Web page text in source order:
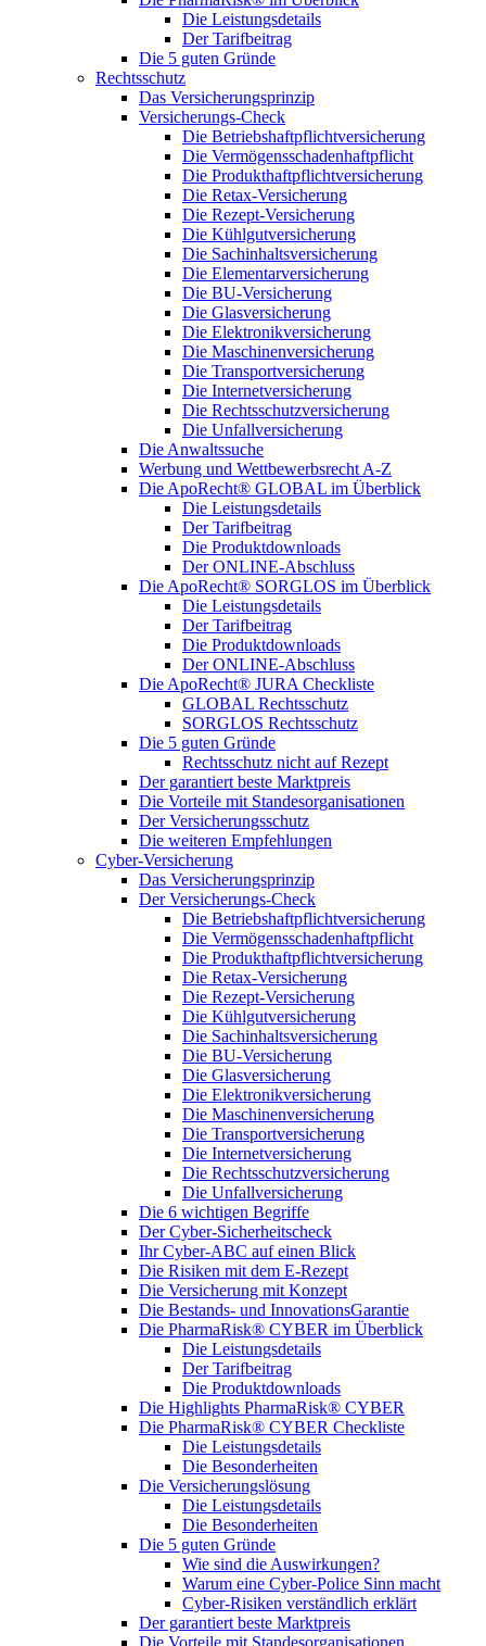
Die Leistungsdetails
Der Tarifbeitrag
Die 5 guten Gründe
Rechtsschutz
Das Versicherungsprinzip
Versicherungs-Check
Die Betriebshaftpflichtversicherung
Die Vermögensschadenhaftpflicht
Die Produkthaftpflichtversicherung
Die Retax-Versicherung
Die Rezept-Versicherung
Die Kühlgutversicherung
Die Sachinhaltsversicherung
Die Elementarversicherung
Die BU-Versicherung
Die Glasversicherung
Die Elektronikversicherung
Die Maschinenversicherung
Die Transportversicherung
Die Internetversicherung
Die Rechtsschutzversicherung
Die Unfallversicherung
Die Anwaltssuche
Werbung und Wettbewerbsrecht A-Z
Die ApoRecht® GLOBAL im Überblick
Die Leistungsdetails
Der Tarifbeitrag
Die Produktdownloads
Der ONLINE-Abschluss
Die ApoRecht® SORGLOS im Überblick
Die Leistungsdetails
Der Tarifbeitrag
Die Produktdownloads
Der ONLINE-Abschluss
Die ApoRecht® JURA Checkliste
GLOBAL Rechtsschutz
SORGLOS Rechtsschutz
Die 5 guten Gründe
Rechtsschutz nicht auf Rezept
Der garantiert beste Marktpreis
Die Vorteile mit Standesorganisationen
Der Versicherungsschutz
Die weiteren Empfehlungen
Cyber-Versicherung
Das Versicherungsprinzip
Der Versicherungs-Check
Die Betriebshaftpflichtversicherung
Die Vermögensschadenhaftpflicht
Die Produkthaftpflichtversicherung
Die Retax-Versicherung
Die Rezept-Versicherung
Die Kühlgutversicherung
Die Sachinhaltsversicherung
Die BU-Versicherung
Die Glasversicherung
Die Elektronikversicherung
Die Maschinenversicherung
Die Transportversicherung
Die Internetversicherung
Die Rechtsschutzversicherung
Die Unfallversicherung
Die 6 wichtigen Begriffe
Der Cyber-Sicher­heits­check
Ihr Cyber-ABC auf einen Blick
Die Risiken mit dem E-Rezept
Die Versicherung mit Konzept
Die Bestands- und InnovationsGarantie
Die PharmaRisk® CYBER im Überblick
Die Leistungsdetails
Der Tarifbeitrag
Die Produktdownloads
Die Highlights PharmaRisk® CYBER
Die PharmaRisk® CYBER Checkliste
Die Leistungsdetails
Die Besonderheiten
Die Versicherungslösung
Die Leistungsdetails
Die Besonderheiten
Die 5 guten Gründe
Wie sind die Auswirkungen?
Warum eine Cyber-Police Sinn macht
Cyber-Risiken verständlich erklärt
Der garantiert beste Marktpreis
Die Vorteile mit Standesorganisationen